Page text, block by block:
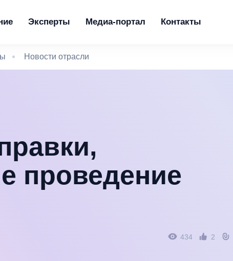
Эксперты Медиа-портал Контакты
Новости отрасли
проведение
434 2